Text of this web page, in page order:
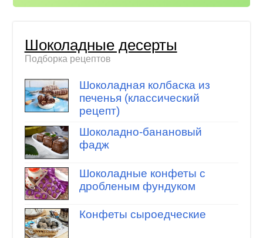
Шоколадные десерты
Подборка рецептов
Шоколадная колбаска из
печенья (классический
рецепт)
Шоколадно-банановый
фадж
Шоколадные конфеты с
дробленым фундуком
Конфеты сыроедческие